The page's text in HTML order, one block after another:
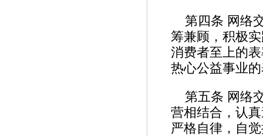
第四条 网络
筹兼顾，积极
消费者至上的
热心公益事业
第五条 网络
营相结合，认
严格自律，自